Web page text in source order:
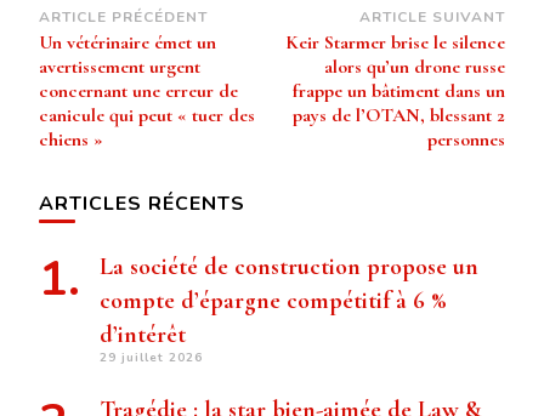
Navigation
d’article
ARTICLE PRÉCÉDENT
Un vétérinaire émet un
avertissement urgent
concernant une erreur de
canicule qui peut « tuer des
chiens »
ARTICLE SUIVANT
Keir Starmer brise le silence
alors qu’un drone russe
frappe un bâtiment dans un
pays de l’OTAN, blessant 2
personnes
ARTICLES RÉCENTS
La société de construction propose un
compte d’épargne compétitif à 6 %
d’intérêt
29 juillet 2026
Tragédie : la star bien-aimée de Law &